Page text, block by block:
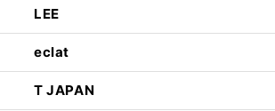
LEE
eclat
T JAPAN